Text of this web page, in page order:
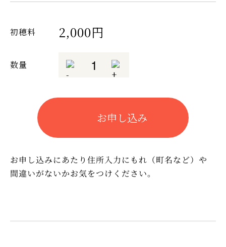
初穂料 2,000円
数量
お申し込み
お申し込みにあたり住所入力にもれ（町名など）や
間違いがないかお気をつけください。